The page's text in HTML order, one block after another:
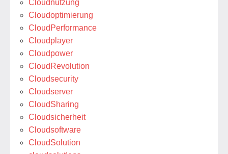
Cloudnutzung
Cloudoptimierung
CloudPerformance
Cloudplayer
Cloudpower
CloudRevolution
Cloudsecurity
Cloudserver
CloudSharing
Cloudsicherheit
Cloudsoftware
CloudSolution